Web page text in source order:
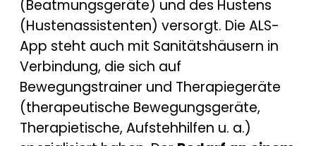
(Beatmungsgeräte) und des Hustens
(Hustenassistenten) versorgt. Die ALS-
App steht auch mit Sanitätshäusern in
Verbindung, die sich auf
Bewegungstrainer und Therapiegeräte
(therapeutische Bewegungsgeräte,
Therapietische, Aufstehhilfen u. a.)